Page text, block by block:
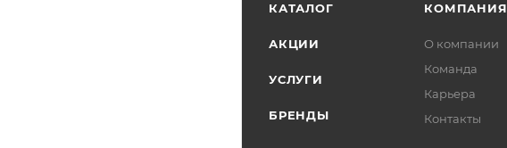
КАТАЛОГ
АКЦИИ
УСЛУГИ
БРЕНДЫ
КОМПАНИЯ
О компании
Команда
Карьера
Контакты